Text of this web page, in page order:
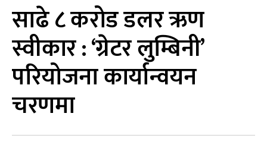
साढे ८ करोड डलर ऋण
स्वीकार : ‘ग्रेटर लुम्बिनी’
परियोजना कार्यान्वयन
चरणमा